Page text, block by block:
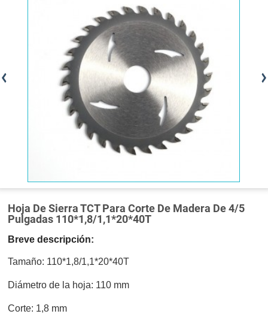
Hoja De Sierra TCT Para Corte De Madera De 4/5
Pulgadas 110*1,8/1,1*20*40T
Breve descripción:
Tamaño: 110*1,8/1,1*20*40T
Diámetro de la hoja: 110 mm
Corte: 1,8 mm